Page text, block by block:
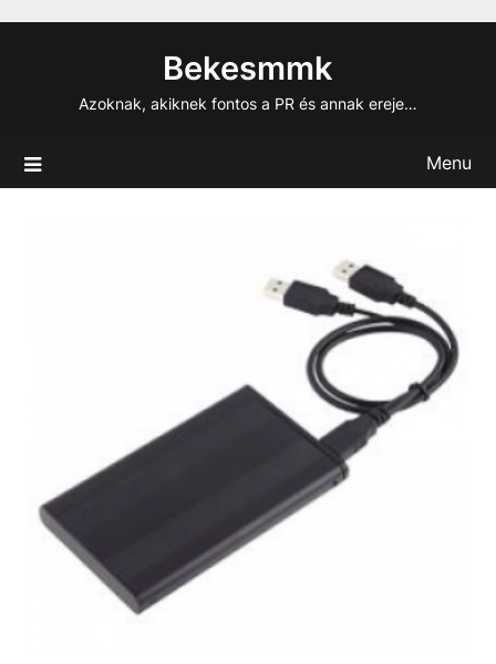
Bekesmmk
Azoknak, akiknek fontos a PR és annak ereje…
Menu